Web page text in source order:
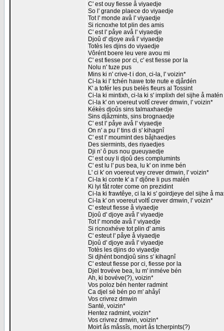
C' est ouy fiesse å viyaedje
So l' grande plaece do viyaedje
Tot l' monde avå l' viyaedje
Si ricnoxhe tot plin des amis
C' est l' påye avå l' viyaedje
Djoû d' djoye avå l' viyaedje
Totès les djins do viyaedje
Vôrént boere leu vere avou mi
C' est fiesse por ci, c' est fiesse por la
Nolu n' tuze pus
Mins ki n' crive-t i don, ci-la, l' voizin*
Ci-la ki l' tchén hawe tote nute e djårdén
K' a tofér les pus belès fleurs al Tossint
Ci-la ki mintixh, ci-la ki s' implixh del sijhe å matén
Ci-la k' on voereut voltî crever dmwin, l' voizin*
Kékès djoûs sins talmaxhaedje
Sins djåzmints, sins brognaedje
C' est l' påye avå l' viyaedje
On n' a pu l' tins di s' kihagnî
C' est l' moumint des båjhaedjes
Des siermints, des riyaedjes
Dji n' ô pus nou gueuyaedje
C' est ouy li djoû des complumints
C' est lu l' pus bea, lu k' on inme bén
L' ci k' on voereut vey crever dmwin, l' voizin*
Ci-la ki conte k' a l' djône li pus malén
Ki lyi fåt roter come on prezidint
Ci-la ki frawtêye, ci la ki s' goirdjeye del sijhe å
Ci-la k' on voereut voltî crever dmwin, l' voizin*
C' esteut fiesse å viyaedje
Djoû d' djoye avå l' viyaedje
Tot l' monde avå l' viyaedje
Si ricnoxhéve tot plin d' amis
C' esteut l' påye å viyaedje
Djoû d' djoye avå l' viyaedje
Totès les djins do viyaedje
Si djhént bondjoû sins s' kihagnî
C' esteut fiesse por ci, fiesse por la
Djel trovéve bea, lu m' inméve bén
Ah, ki bovéve(?), voizin*
Vos poloz bén henter radmint
Ca djel sé bén po m' ahåyî
Vos crivrez dmwin
Santé, voizin*
Hentez radmint, voizin*
Vos crivrez dmwin, voizin*
Moirt ås måssîs, moirt ås tcherpints(?)